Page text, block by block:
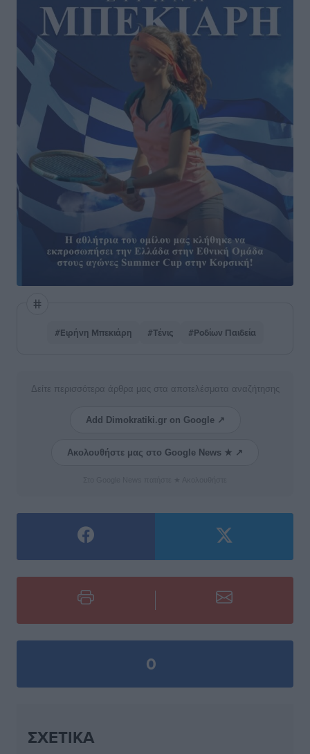
#Ειρήνη Μπεκιάρη #Τένις #Ροδίων Παιδεία
Δείτε περισσότερα άρθρα μας στα αποτελέσματα αναζήτησης
Add Dimokratiki.gr on Google ↗
Ακολουθήστε μας στο Google News ★ ↗
0
ΣΧΕΤΙΚΆ